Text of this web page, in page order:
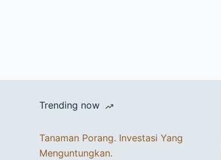
Trending now
Tanaman Porang. Investasi Yang
Menguntungkan.